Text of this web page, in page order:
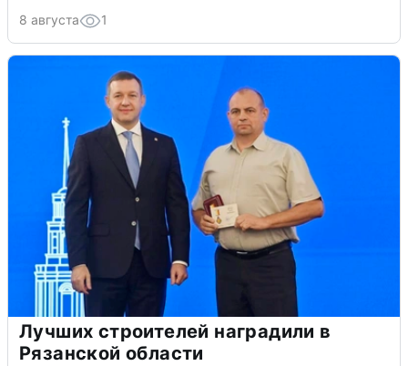
8 августа 1
Лучших строителей наградили в
Рязанской области